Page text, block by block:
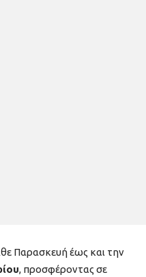
Παρασκευή έως και την
, προσφέροντας σε